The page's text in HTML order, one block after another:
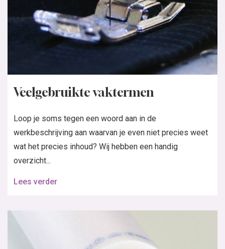
Veelgebruikte vaktermen
Loop je soms tegen een woord aan in de
werkbeschrijving aan waarvan je even niet precies weet
wat het precies inhoud? Wij hebben een handig
overzicht...
Lees verder